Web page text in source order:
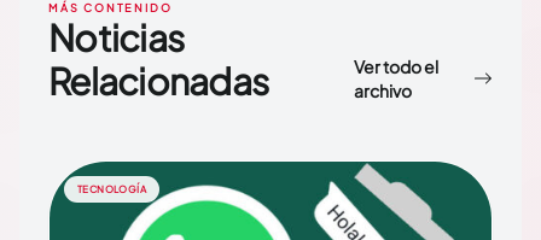
MÁS CONTENIDO
Noticias
Relacionadas
Ver todo el
archivo
TECNOLOGÍA